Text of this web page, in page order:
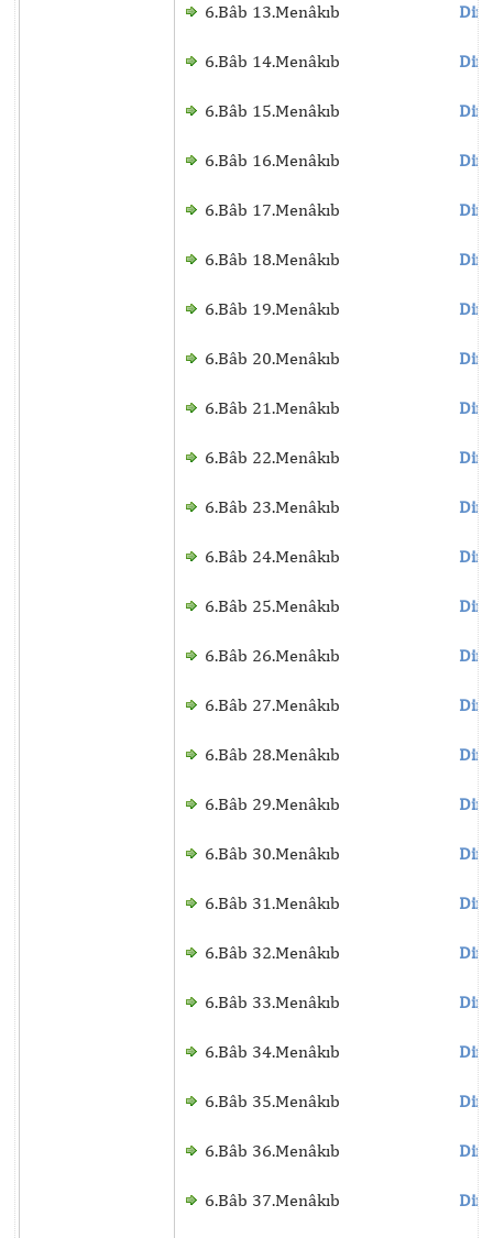
6.Bâb 13.Menâkıb
6.Bâb 14.Menâkıb
6.Bâb 15.Menâkıb
6.Bâb 16.Menâkıb
6.Bâb 17.Menâkıb
6.Bâb 18.Menâkıb
6.Bâb 19.Menâkıb
6.Bâb 20.Menâkıb
6.Bâb 21.Menâkıb
6.Bâb 22.Menâkıb
6.Bâb 23.Menâkıb
6.Bâb 24.Menâkıb
6.Bâb 25.Menâkıb
6.Bâb 26.Menâkıb
6.Bâb 27.Menâkıb
6.Bâb 28.Menâkıb
6.Bâb 29.Menâkıb
6.Bâb 30.Menâkıb
6.Bâb 31.Menâkıb
6.Bâb 32.Menâkıb
6.Bâb 33.Menâkıb
6.Bâb 34.Menâkıb
6.Bâb 35.Menâkıb
6.Bâb 36.Menâkıb
6.Bâb 37.Menâkıb